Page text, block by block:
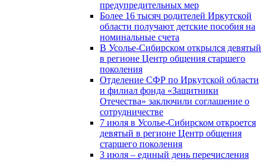
предупредительных мер
Более 16 тысяч родителей Иркутской
области получают детские пособия на
номинальные счета
В Усолье-Сибирском открылся девятый
в регионе Центр общения старшего
поколения
Отделение СФР по Иркутской области
и филиал фонда «Защитники
Отечества» заключили соглашение о
сотрудничестве
7 июля в Усолье-Сибирском откроется
девятый в регионе Центр общения
старшего поколения
3 июля – единый день перечисления